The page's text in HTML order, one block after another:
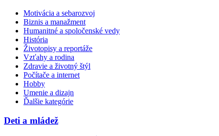
Motivácia a sebarozvoj
Biznis a manažment
Humanitné a spoločenské vedy
História
Životopisy a reportáže
Vzťahy a rodina
Zdravie a životný štýl
Počítače a internet
Hobby
Umenie a dizajn
Ďalšie kategórie
Deti a mládež